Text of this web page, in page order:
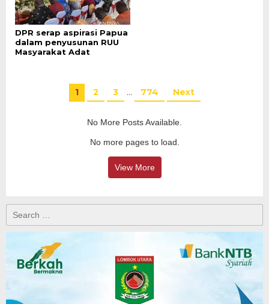
DPR serap aspirasi Papua
dalam penyusunan RUU
Masyarakat Adat
1 2 3 … 774 Next
No More Posts Available.
No more pages to load.
View More
for: